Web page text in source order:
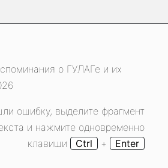
о ГУЛАГе и их
ошибку, выделите фрагмент
и нажмите одновременно
клавиши
Ctrl + Enter